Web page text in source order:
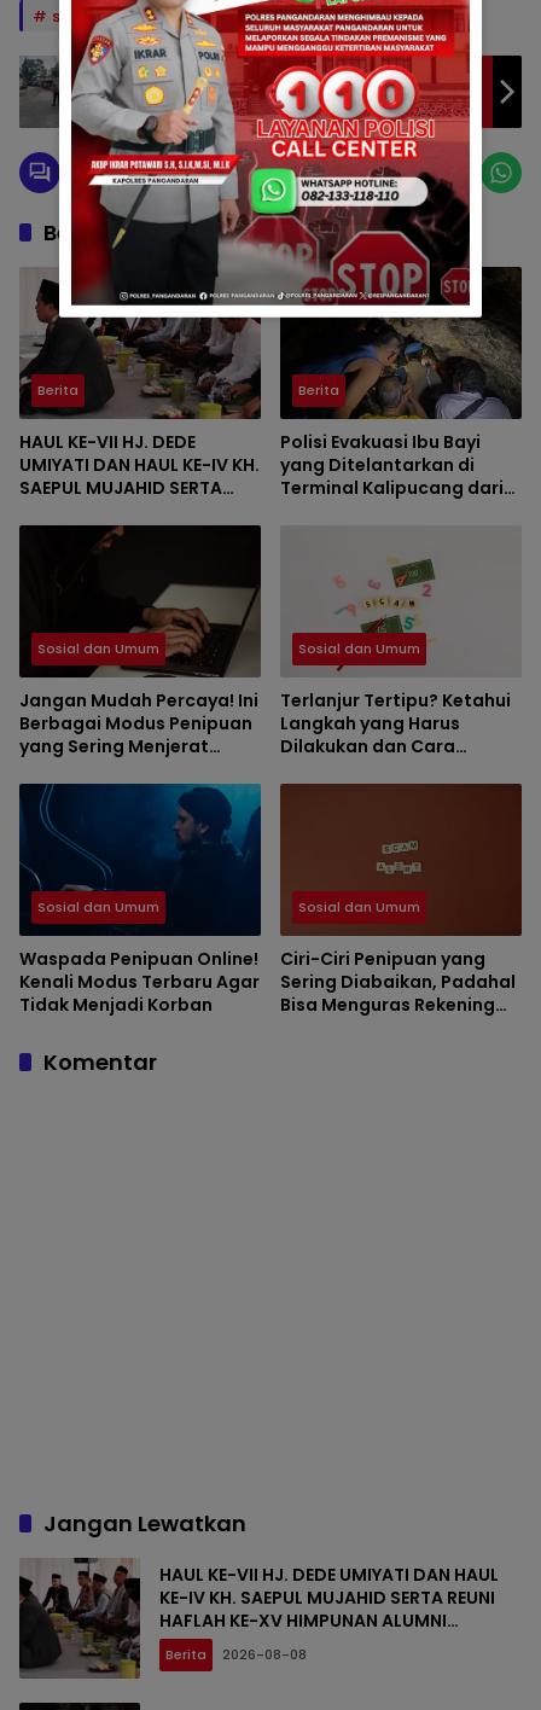
sejarah polres pangandaran
SPKT
TPA Al-Barokah Gelar Pawai Wisuda,
Polsek Pangandaran Hadir Kawal dan
Amankan Jalannya Acara
Berita Berkaitan
Berita
HAUL KE-VII HJ. DEDE
UMIYATI DAN HAUL KE-IV KH.
SAEPUL MUJAHID SERTA
HIMPUNAN ALUMNI DIGELAR
FALAH SANUSSIYAH
Berita
Polisi Evakuasi Ibu Bayi
yang Ditelantarkan di
Terminal Kalipucang dari
Sosial dan Umum
Jangan Mudah Percaya! Ini
Berbagai Modus Penipuan
yang Sering Menjerat
Sosial dan Umum
Terlanjur Tertipu? Ketahui
Langkah yang Harus
Dilakukan dan Cara
Terulang
Sosial dan Umum
Waspada Penipuan Online!
Kenali Modus Terbaru Agar
Tidak Menjadi Korban
Sosial dan Umum
Ciri-Ciri Penipuan yang
Sering Diabaikan, Padahal
Bisa Menguras Rekening
Komentar
Jangan Lewatkan
HAUL KE-VII HJ. DEDE UMIYATI DAN HAUL
KE-IV KH. SAEPUL MUJAHID SERTA REUNI
HAFLAH KE-XV HIMPUNAN ALUMNI
DIGELAR DI PONDOK PESANTREN AL-FALAH
SANUSSIYAH
Berita 2026-08-08